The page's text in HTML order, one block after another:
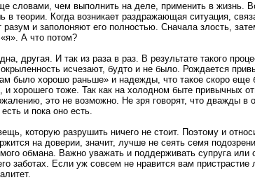
словами, чем выполнить на деле, применить в жизнь.
в теории. Когда возникает раздражающая ситуация,
и заполоняют его полностью. Сначала злость,
А что потом?
другая. И так из раза в раз. В результате такого
исчезают, будто и не было. Рождается
было хорошо раньше» и надежды, что такое скоро еще
и хорошего тоже. Так как на холодном быте привычных
это не возможно. Не зря говорят, что дважды в
и пока оно есть.
которую разрушить ничего не стоит. Поэтому и
на доверии, значит, лучше не сеять семя
обмана. Важно уважать и поддерживать супруга или
заботах. Если уж совсем не нравится вам пристрастие